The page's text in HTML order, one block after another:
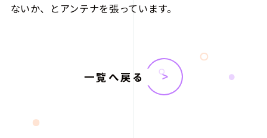
ないか、とアンテナを張っています。
一覧へ戻る